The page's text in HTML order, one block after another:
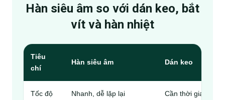
Hàn siêu âm so với dán keo, bắt
vít và hàn nhiệt
Tiêu
chí
Hàn siêu âm Dán keo
Tốc độ Nhanh, dễ lặp lại
Cần thời gian